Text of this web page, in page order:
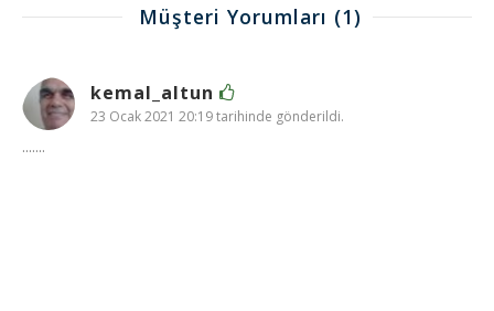
Müşteri Yorumları (1)
kemal_altun
23 Ocak 2021 20:19 tarihinde gönderildi.
.......